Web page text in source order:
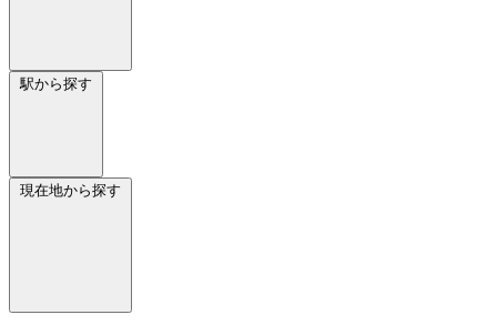
駅から探す
現在地から探す